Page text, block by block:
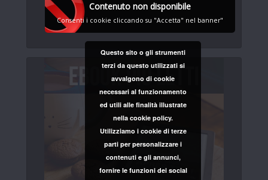
Contenuto non disponibile
Consenti i cookie cliccando su "Accetta" nel banner"
Questo sito o gli strumenti
terzi da questo utilizzati si
avvalgono di cookie
necessari al funzionamento
ed utili alle finalità illustrate
nella cookie policy.
Utilizziamo i cookie di terze
parti per personalizzare i
contenuti e gli annunci,
fornire le funzioni dei social